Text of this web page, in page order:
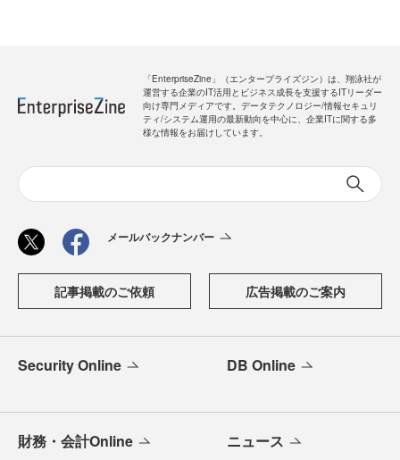
「EnterpriseZine」（エンタープライズジン）は、翔泳社が
運営する企業のIT活用とビジネス成長を支援するITリーダー
向け専門メディアです。データテクノロジー/情報セキュリ
ティ/システム運用の最新動向を中心に、企業ITに関する多
様な情報をお届けしています。
メールバックナンバー
記事掲載のご依頼 広告掲載のご案内
Security Online DB Online
財務・会計Online ニュース